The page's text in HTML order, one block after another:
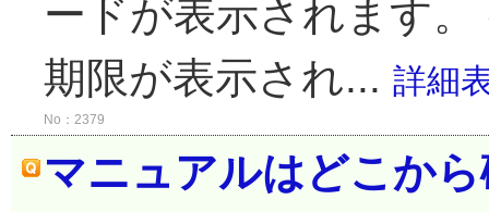
ードが表示されます
期限が表示され... 詳細
No：2379
マニュアルはどこか